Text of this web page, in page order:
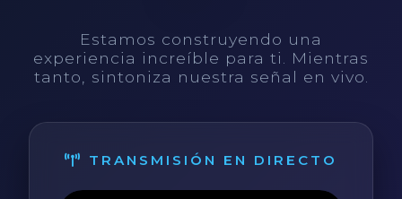
Estamos construyendo una
experiencia increíble para ti. Mientras
tanto, sintoniza nuestra señal en vivo.
TRANSMISIÓN EN DIRECTO